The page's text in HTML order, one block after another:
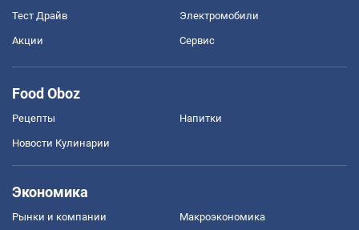
Тест Драйв Электромобили
Акции Сервис
Food Oboz
Рецепты Напитки
Новости Кулинарии
Экономика
Рынки и компании Mакроэкономика